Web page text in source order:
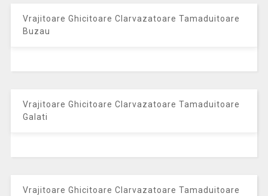
Vrajitoare Ghicitoare Clarvazatoare Tamaduitoare
Buzau
Vrajitoare Ghicitoare Clarvazatoare Tamaduitoare
Galati
Vrajitoare Ghicitoare Clarvazatoare Tamaduitoare